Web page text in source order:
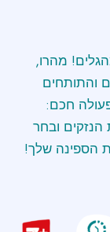
מהרו,
והתותחים
חכם:
ובחר
הספינה שלך!